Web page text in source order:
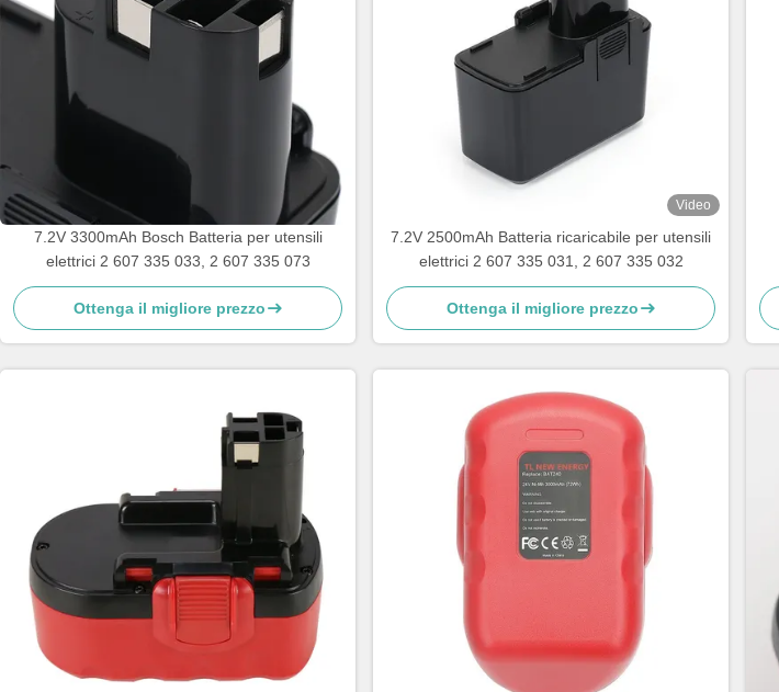
7.2V 3300mAh Bosch Batteria per utensili
elettrici 2 607 335 033, 2 607 335 073
Ottenga il migliore prezzo
Video
7.2V 2500mAh Batteria ricaricabile per utensili
elettrici 2 607 335 031, 2 607 335 032
Ottenga il migliore prezzo